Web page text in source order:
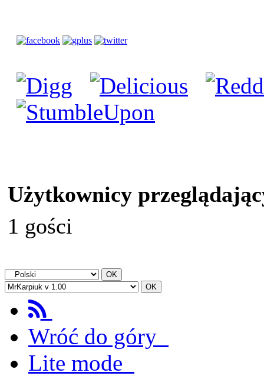
Użytkownicy
1 gości
Wróć do góry
Lite mode